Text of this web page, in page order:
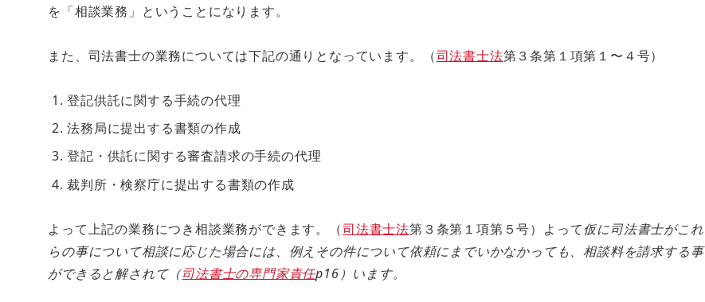
を「相談業務」ということになります。
また、司法書士の業務については下記の通りとなっています。（司法書士法第３条第１項第１〜４号）
登記供託に関する手続の代理
法務局に提出する書類の作成
登記・供託に関する審査請求の手続の代理
裁判所・検察庁に提出する書類の作成
よって上記の業務につき相談業務ができます。（司法書士法第３条第１項第５号）よって仮に司法書士がこれ
らの事について相談に応じた場合には、例えその件について依頼にまでいかなかっても、相談料を請求する事
ができると解されて（司法書士の専門家責任p16）います。